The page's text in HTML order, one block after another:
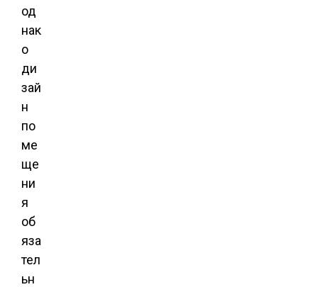
од
нак
о
ди
зай
н
по
ме
ще
ни
я
об
яза
тел
ьн